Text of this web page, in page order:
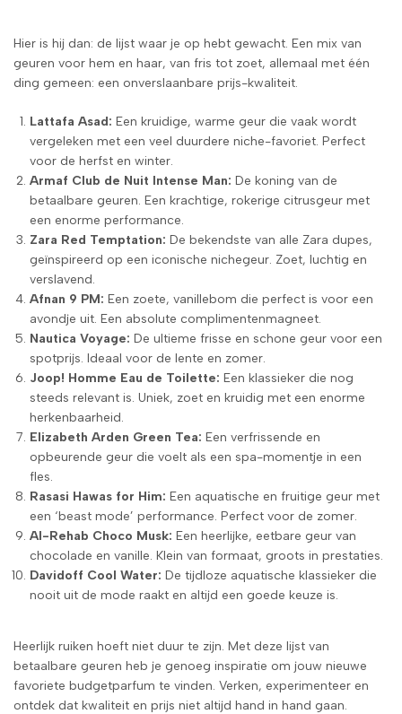
Hier is hij dan: de lijst waar je op hebt gewacht. Een mix van
geuren voor hem en haar, van fris tot zoet, allemaal met één
ding gemeen: een onverslaanbare prijs-kwaliteit.
Lattafa Asad: Een kruidige, warme geur die vaak wordt
vergeleken met een veel duurdere niche-favoriet. Perfect
voor de herfst en winter.
Armaf Club de Nuit Intense Man: De koning van de
betaalbare geuren. Een krachtige, rokerige citrusgeur met
een enorme performance.
Zara Red Temptation: De bekendste van alle Zara dupes,
geïnspireerd op een iconische nichegeur. Zoet, luchtig en
verslavend.
Afnan 9 PM: Een zoete, vanillebom die perfect is voor een
avondje uit. Een absolute complimentenmagneet.
Nautica Voyage: De ultieme frisse en schone geur voor een
spotprijs. Ideaal voor de lente en zomer.
Joop! Homme Eau de Toilette: Een klassieker die nog
steeds relevant is. Uniek, zoet en kruidig met een enorme
herkenbaarheid.
Elizabeth Arden Green Tea: Een verfrissende en
opbeurende geur die voelt als een spa-momentje in een
fles.
Rasasi Hawas for Him: Een aquatische en fruitige geur met
een ‘beast mode’ performance. Perfect voor de zomer.
Al-Rehab Choco Musk: Een heerlijke, eetbare geur van
chocolade en vanille. Klein van formaat, groots in prestaties.
Davidoff Cool Water: De tijdloze aquatische klassieker die
nooit uit de mode raakt en altijd een goede keuze is.
Heerlijk ruiken hoeft niet duur te zijn. Met deze lijst van
betaalbare geuren heb je genoeg inspiratie om jouw nieuwe
favoriete budgetparfum te vinden. Verken, experimenteer en
ontdek dat kwaliteit en prijs niet altijd hand in hand gaan.